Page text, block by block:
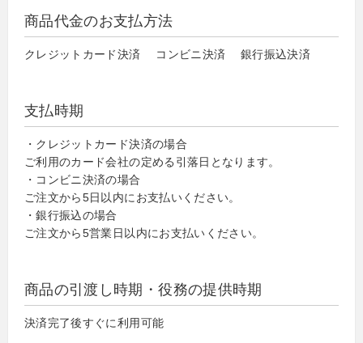
商品代金のお支払方法
クレジットカード決済 コンビニ決済 銀行振込決済
支払時期
・クレジットカード決済の場合
ご利用のカード会社の定める引落日となります。
・コンビニ決済の場合
ご注文から5日以内にお支払いください。
・銀行振込の場合
ご注文から5営業日以内にお支払いください。
商品の引渡し時期・役務の提供時期
決済完了後すぐに利用可能